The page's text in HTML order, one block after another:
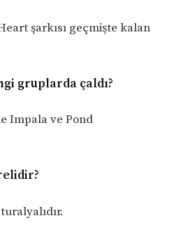
şarkısı geçmişte kalan
gruplarda çaldı?
Impala ve Pond